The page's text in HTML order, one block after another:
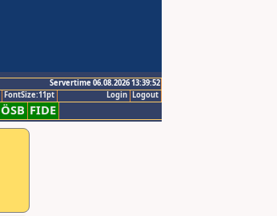
Servertime 06.08.2026 13:39:52
Logout
Login
FontSize:11pt
ÖSB FIDE